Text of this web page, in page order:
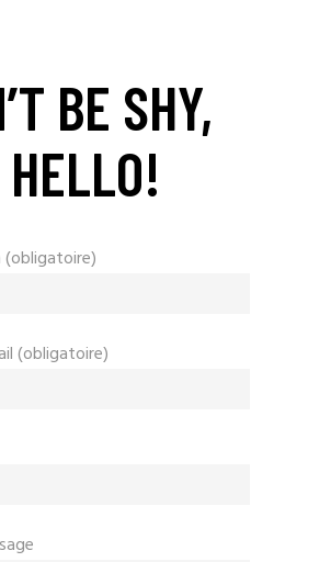
BE SHY,
(obligatoire)